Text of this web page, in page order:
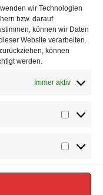
wir Technologien
bzw. darauf
können wir Daten
Website verarbeiten.
können
werden.
Immer aktiv